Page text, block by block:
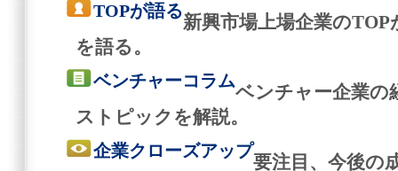
TOPが語る
新興市場上場企業の
を語る。
ベンチャーコラム
ベンチャー企業の
ストピックを解説。
企業クローズアップ
要注目、今後の